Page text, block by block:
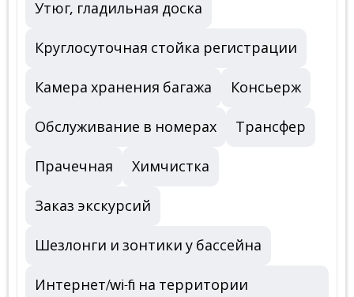
Утюг, гладильная доска
Круглосуточная стойка регистрации
Камера хранения багажа Консьерж
Обслуживание в номерах Трансфер
Прачечная Химчистка
Заказ экскурсий
Шезлонги и зонтики у бассейна
Интернет/wi-fi на территории